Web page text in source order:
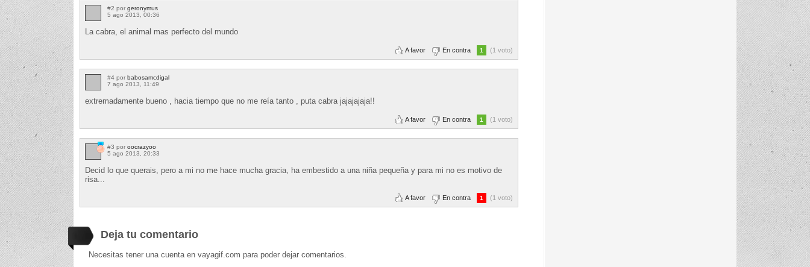
#2 por geronymus
5 ago 2013, 00:36
La cabra, el animal mas perfecto del mundo
A favor En contra 1 (1 voto)
#4 por babosamcdigal
7 ago 2013, 11:49
extremadamente bueno , hacia tiempo que no me reía tanto , puta cabra jajajajaja!!
A favor En contra 1 (1 voto)
#3 por oocrazyoo
5 ago 2013, 20:33
Decid lo que querais, pero a mi no me hace mucha gracia, ha embestido a una niña pequeña y para mi no es motivo de
risa...
A favor En contra 1 (1 voto)
Deja tu comentario
Necesitas tener una cuenta en vayagif.com para poder dejar comentarios.